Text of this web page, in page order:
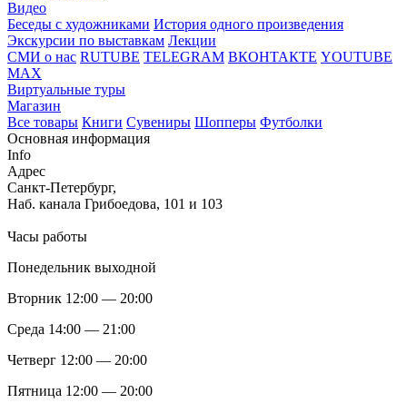
Видео
Беседы с художниками История одного произведения
Экскурсии по выставкам Лекции
СМИ о нас RUTUBE TELEGRAM ВКОНТАКТЕ YOUTUBE
MAX
Виртуальные туры
Магазин
Все товары Книги Сувениры Шопперы Футболки
Основная информация
Info
Адрес
Санкт-Петербург,
Наб. канала Грибоедова, 101 и 103
Часы работы
Понедельник выходной
Вторник 12:00 — 20:00
Среда 14:00 — 21:00
Четверг 12:00 — 20:00
Пятница 12:00 — 20:00